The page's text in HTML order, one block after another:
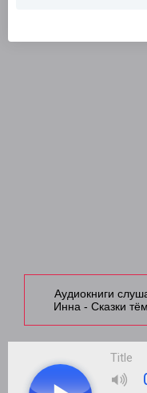
Аудиокниги
Инна - Сказки
Title